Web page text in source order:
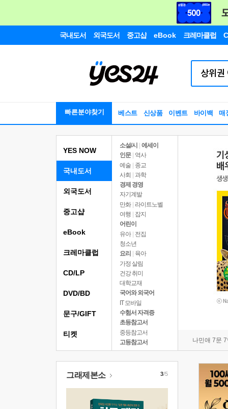
국내도서 외국도서 중고샵 eBook 크레마클럽
빠른분야찾기 베스트 신상품 이벤트 바이백 매
YES NOW
국내도서
소설/시
에세이
인문
역사
예술 | 종교
사회 | 과학
경제 경영
자기계발
만화 | 라이트노벨
여행
잡지
어린이
유아 | 전집
청소년
요리
육아
가정 살림
건강 취미
대학교재
국어와 외국어
IT 모바일
수험서 자격증
초등참고서
중등참고서
고등참고서
나민애 7문
외국도서
중고샵
eBook
크레마클럽
CD/LP
DVD/BD
문구/GIFT
티켓
그래제본소 3/5